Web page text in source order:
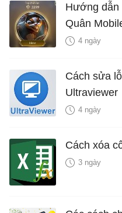
Hướng dẫn
Quân
4 ngày
Cách sửa
Ultraviewer
4 ngày
Cách xóa
3 ngày